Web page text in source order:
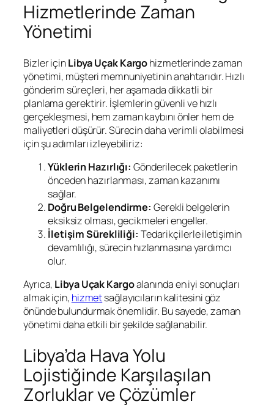
Hizmetlerinde Zaman
Yönetimi
Bizler içinLibya Uçak Kargohizmetlerinde zaman
yönetimi, müşteri memnuniyetinin anahtarıdır. Hızlı
gönderim süreçleri, her aşamada dikkatli bir
planlama gerektirir. İşlemlerin güvenli ve hızlı
gerçekleşmesi, hem zaman kaybını önler hem de
maliyetleri düşürür. Sürecin daha verimli olabilmesi
için şu adımları izleyebiliriz:
Yüklerin Hazırlığı: Gönderilecek paketlerin
önceden hazırlanması, zaman kazanımı
sağlar.
Doğru Belgelendirme: Gerekli belgelerin
eksiksiz olması, gecikmeleri engeller.
İletişim Sürekliliği: Tedarikçilerle iletişimin
devamlılığı, sürecin hızlanmasına yardımcı
olur.
Ayrıca, Libya Uçak Kargoalanında en iyi sonuçları
almak için, hizmetsağlayıcıların kalitesini göz
önünde bulundurmak önemlidir. Bu sayede, zaman
yönetimi daha etkili bir şekilde sağlanabilir.
Libya’da Hava Yolu
Lojistiğinde Karşılaşılan
Zorluklar ve Çözümler